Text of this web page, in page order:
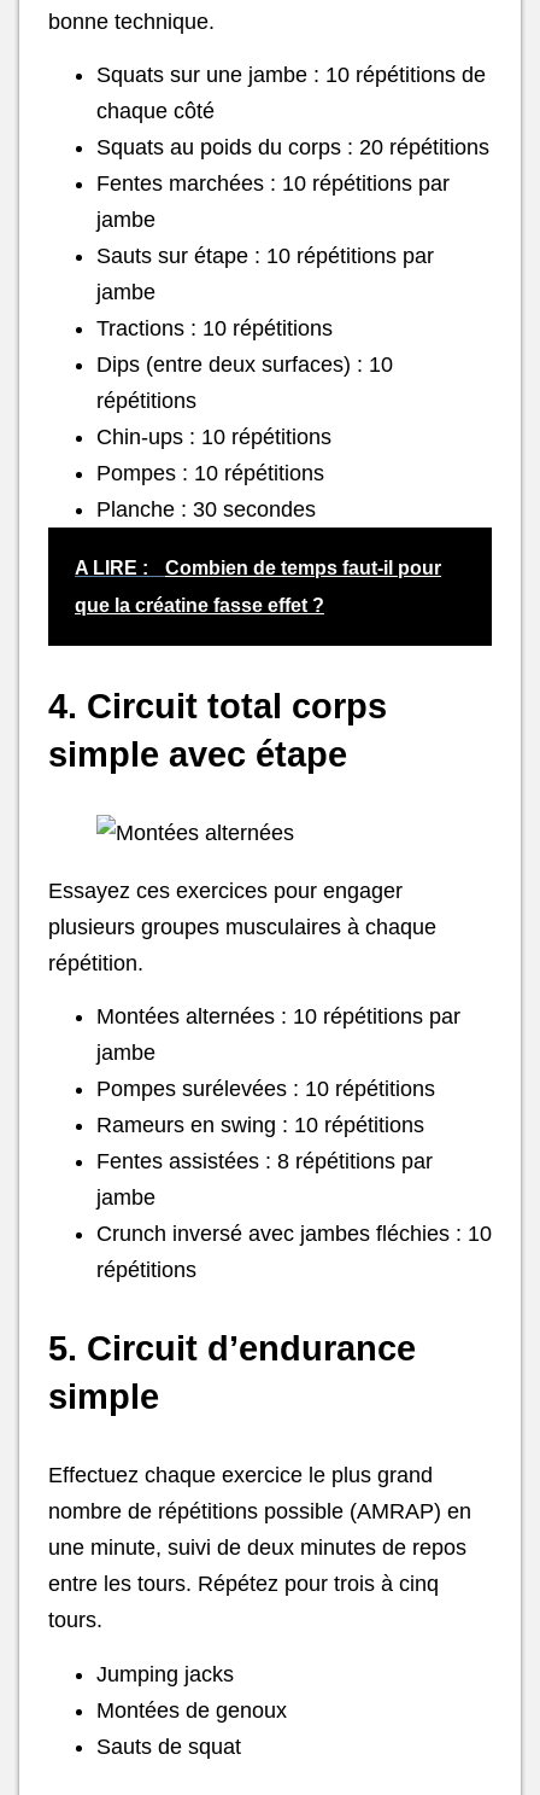
bonne technique.
Squats sur une jambe : 10 répétitions de
chaque côté
Squats au poids du corps : 20 répétitions
Fentes marchées : 10 répétitions par
jambe
Sauts sur étape : 10 répétitions par
jambe
Tractions : 10 répétitions
Dips (entre deux surfaces) : 10
répétitions
Chin-ups : 10 répétitions
Pompes : 10 répétitions
Planche : 30 secondes
A LIRE :
Combien de temps faut-il pour
que la créatine fasse effet ?
4. Circuit total corps
simple avec étape
Essayez ces exercices pour engager
plusieurs groupes musculaires à chaque
répétition.
Montées alternées : 10 répétitions par
jambe
Pompes surélevées : 10 répétitions
Rameurs en swing : 10 répétitions
Fentes assistées : 8 répétitions par
jambe
Crunch inversé avec jambes fléchies : 10
répétitions
5. Circuit d’endurance
simple
Effectuez chaque exercice le plus grand
nombre de répétitions possible (AMRAP) en
une minute, suivi de deux minutes de repos
entre les tours. Répétez pour trois à cinq
tours.
Jumping jacks
Montées de genoux
Sauts de squat